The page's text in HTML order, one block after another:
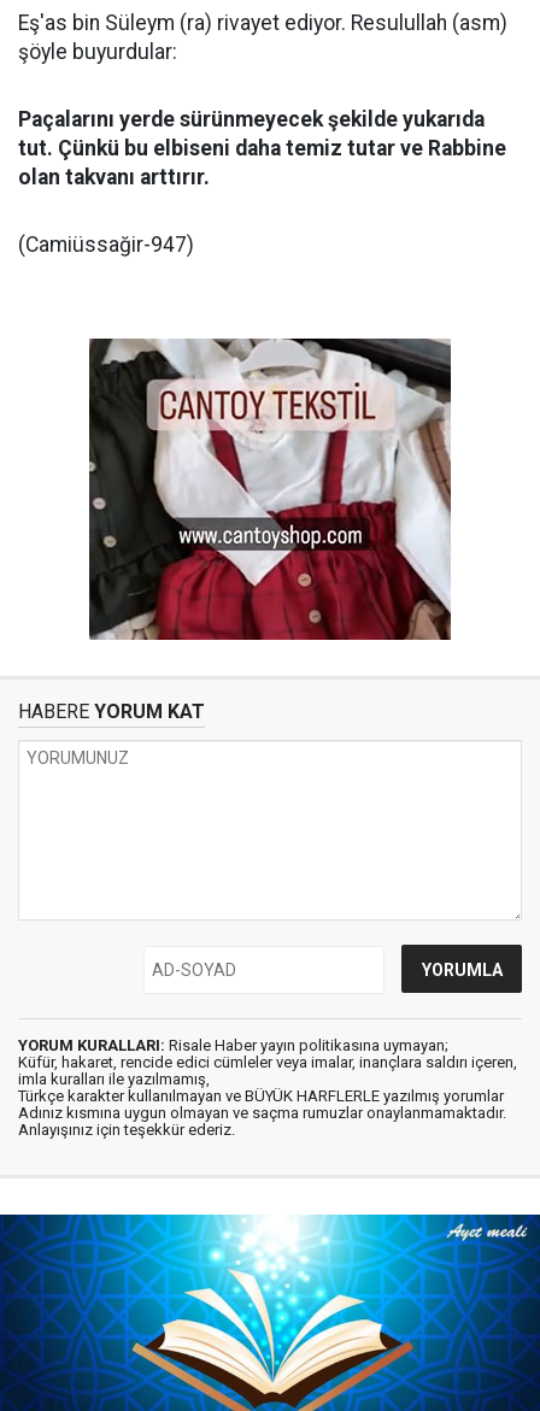
Eş'as bin Süleym (ra) rivayet ediyor. Resulullah (asm)
şöyle buyurdular:
Paçalarını yerde sürünmeyecek şekilde yukarıda
tut. Çünkü bu elbiseni daha temiz tutar ve Rabbine
olan takvanı arttırır.
(Camiüssağir-947)
HABERE YORUM KAT
YORUM KURALLARI: Risale Haber yayın politikasına uymayan;
Küfür, hakaret, rencide edici cümleler veya imalar, inançlara saldırı içeren,
imla kuralları ile yazılmamış,
Türkçe karakter kullanılmayan ve BÜYÜK HARFLERLE yazılmış yorumlar
Adınız kısmına uygun olmayan ve saçma rumuzlar onaylanmamaktadır.
Anlayışınız için teşekkür ederiz.